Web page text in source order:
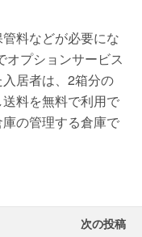
料などが必要にな
オプションサービス
居者は、2箱分の
料を無料で利用で
の管理する倉庫で
次の投稿